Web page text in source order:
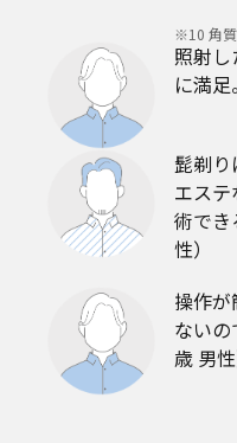
※10 角
照射
に満足
髭剃り
エス
術でき
性）
操作
ない
歳 男性